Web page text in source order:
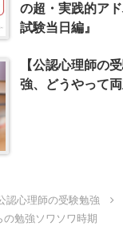
の超・実践的ア
試験当日編』
【公認心理師の
強、どうやって
認心理師の受験勉強
の勉強ソワソワ時期